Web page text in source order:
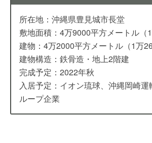
所在地：沖縄県豊見城市長堂
敷地面積：4万9000平方メートル（1
建物：4万2000平方メートル（1万
建物構造：鉄骨造・地上2階建
完成予定：2022年秋
入居予定：イオン琉球、沖縄岡崎
ループ企業